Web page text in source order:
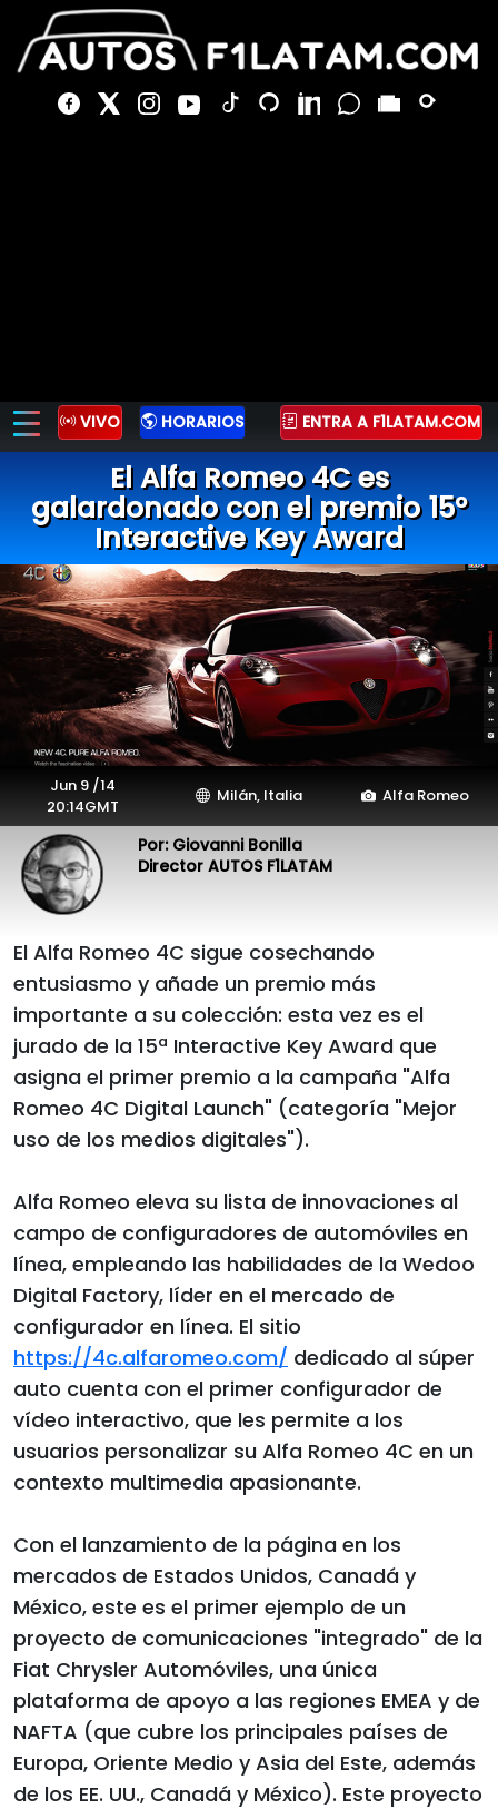
VIVO HORARIOS ENTRA A F1LATAM.COM
El Alfa Romeo 4C es
galardonado con el premio 15º
Interactive Key Award
Jun 9 /14
20:14GMT
Milán, Italia Alfa Romeo
Por: Giovanni Bonilla
Director AUTOS F1LATAM
El Alfa Romeo 4C sigue cosechando
entusiasmo y añade un premio más
importante a su colección: esta vez es el
jurado de la 15ª Interactive Key Award que
asigna el primer premio a la campaña "Alfa
Romeo 4C Digital Launch" (categoría "Mejor
uso de los medios digitales").
Alfa Romeo eleva su lista de innovaciones al
campo de configuradores de automóviles en
línea, empleando las habilidades de la Wedoo
Digital Factory, líder en el mercado de
configurador en línea. El sitio
https://4c.alfaromeo.com/ dedicado al súper
auto cuenta con el primer configurador de
vídeo interactivo, que les permite a los
usuarios personalizar su Alfa Romeo 4C en un
contexto multimedia apasionante.
Con el lanzamiento de la página en los
mercados de Estados Unidos, Canadá y
México, este es el primer ejemplo de un
proyecto de comunicaciones "integrado" de la
Fiat Chrysler Automóviles, una única
plataforma de apoyo a las regiones EMEA y de
NAFTA (que cubre los principales países de
Europa, Oriente Medio y Asia del Este, además
de los EE. UU., Canadá y México). Este proyecto